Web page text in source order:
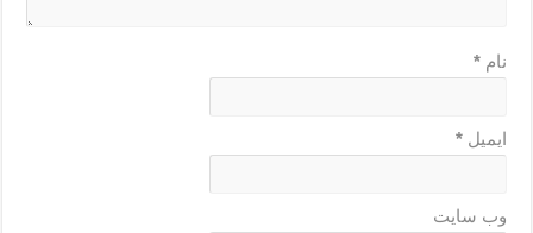
نام*
ایمیل*
وب‌ سایت